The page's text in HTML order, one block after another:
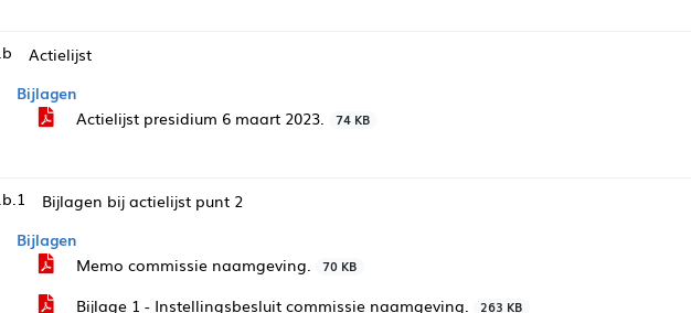
Actielijst
Bijlagen
Actielijst presidium 6 maart 2023.
74 KB
Bijlagen bij actielijst punt 2
Bijlagen
Memo commissie naamgeving.
70 KB
Bijlage 1 - Instellingsbesluit commissie naamgeving. 263 KB